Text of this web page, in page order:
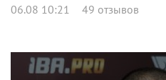
06.08 10:21 49 отзывов